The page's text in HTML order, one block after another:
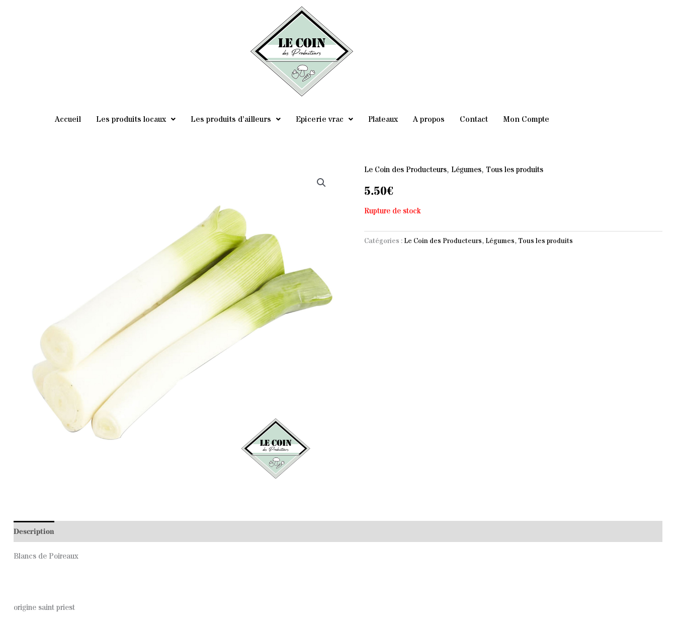
Accueil Les produits locaux Les produits d’ailleurs Epicerie vrac Plateaux A propos Contact Mon Compte
Le Coin des Producteurs, Légumes, Tous les produits
5.50€
Rupture de stock
Catégories : Le Coin des Producteurs, Légumes, Tous les produits
Description
Blancs de Poireaux
origine saint priest